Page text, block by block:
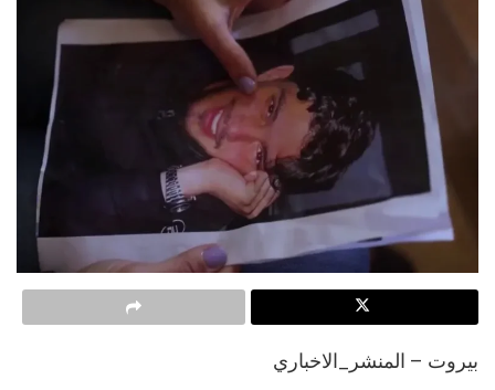
بيروت – المنشر_الاخباري